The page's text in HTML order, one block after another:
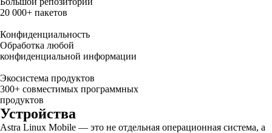
20 000+ пакетов
Конфиденциальность
Обработка любой
конфиденциальной информации
Экосистема продуктов
300+ совместимых программных
продуктов
Устройства
Astra Linux Mobile — это не отдельная операционная система, а